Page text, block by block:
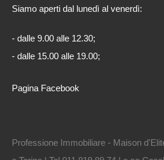
Siamo aperti dal lunedì al venerdì:
- dalle 9.00 alle 12.30;
- dalle 15.00 alle 19.00;
Pagina Facebook
Professione Immobiliare - Maison